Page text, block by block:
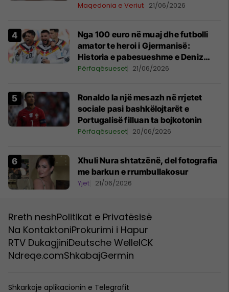
Maqedonia e Veriut 21/06/2026
Nga 100 euro në muaj dhe futbolli
amator te heroi i Gjermanisë:
Historia e pabesueshme e Deniz
Undav që refuzoi të dorëzohej
Përfaqësueset 21/06/2026
Ronaldo la një mesazh në rrjetet
sociale pasi bashkëlojtarët e
Portugalisë filluan ta bojkotonin
Përfaqësueset 20/06/2026
Xhuli Nura shtatzënë, del fotografia
me barkun e rrumbullakosur
Yjet 21/06/2026
Rreth neshPolitikat e Privatësisë
Na KontaktoniProkurimi i Hapur
RTV DukagjiniDeutsche WelleICK
Ndreqe.comShkabajGermin
Shkarkoje aplikacionin e Telegrafit